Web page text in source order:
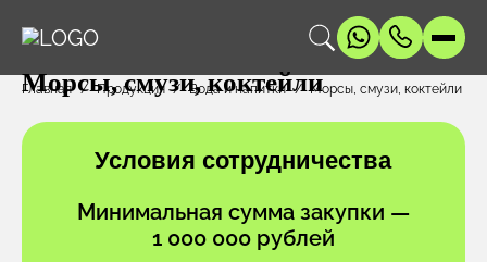
Главная Продукция Вода и напитки Морсы, смузи, коктейли
Морсы, смузи, коктейли
Условия сотрудничества
Минимальная сумма закупки —
1 000 000 рублей